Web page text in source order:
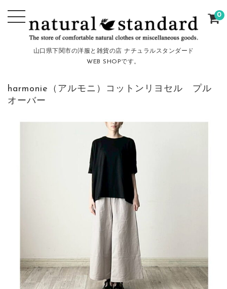
山口県下関市の洋服と雑貨の店 ナチュラルスタンダード
WEB SHOPです。
0
harmonie（アルモニ）コットンリヨセル プル
オーバー